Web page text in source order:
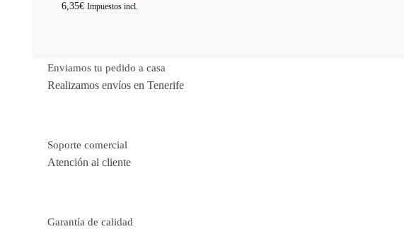
6,35€ Impuestos incl.
Enviamos tu pedido a casa
Realizamos envíos en Tenerife
Soporte comercial
Atención al cliente
Garantía de calidad